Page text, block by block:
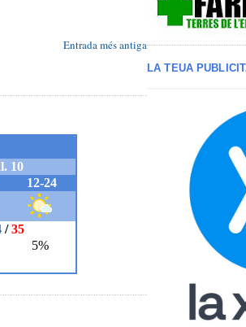
Entrada més antiga
LA TEUA